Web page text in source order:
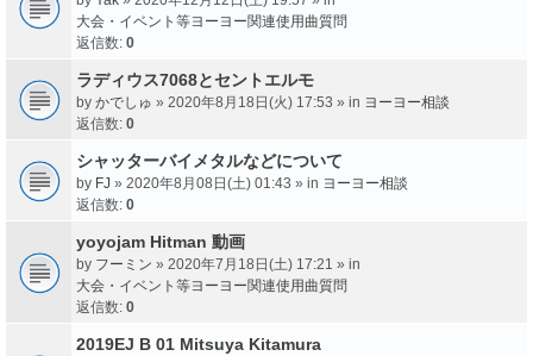
大会・イベント等ヨーヨー関連使用曲質問
返信数: 0
ラディウス7068とセントエルモ
by かでしゅ » 2020年8月18日(火) 17:53 » in ヨーヨー相談
返信数: 0
シャッターバイメタルなどについて
by FJ » 2020年8月08日(土) 01:43 » in ヨーヨー相談
返信数: 0
yoyojam Hitman 動画
by フーミン » 2020年7月18日(土) 17:21 » in
大会・イベント等ヨーヨー関連使用曲質問
返信数: 0
2019EJ B 01 Mitsuya Kitamura